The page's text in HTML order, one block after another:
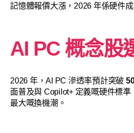
記憶體報價大漲，2026 年係硬件
AI PC 概念股
2026 年，AI PC 滲透率預計突破
面普及與 Copilot+ 定義嘅硬件標
最大嘅換機潮。